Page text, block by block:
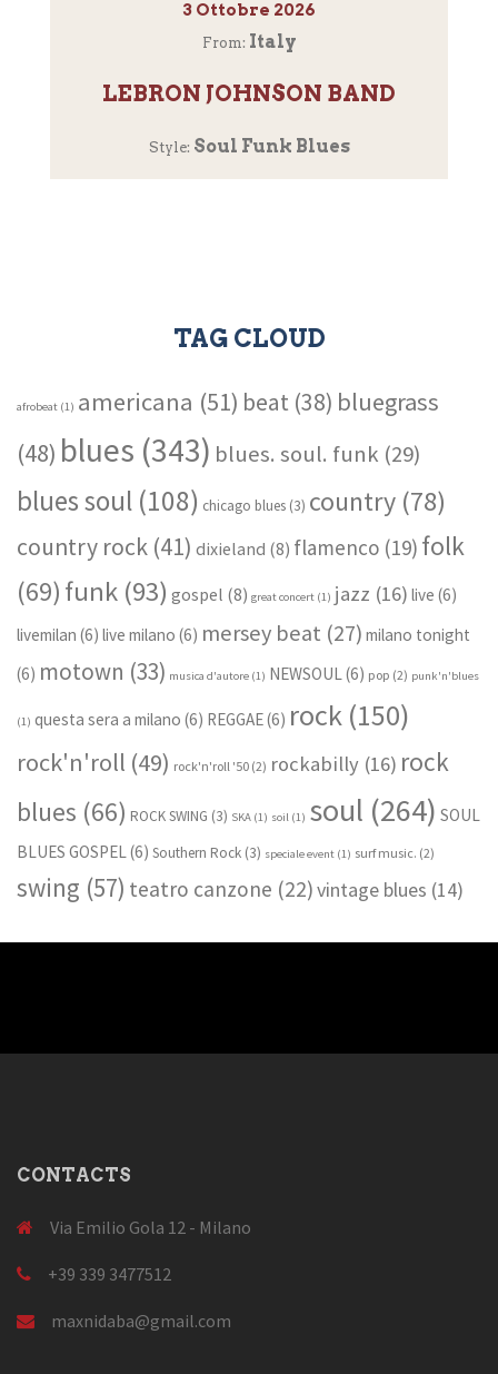
3 Ottobre 2026
From: Italy
LEBRON JOHNSON BAND
Style: Soul Funk Blues
TAG CLOUD
afrobeat (1) americana (51) beat (38) bluegrass
(48) blues (343) blues. soul. funk (29)
blues soul (108) chicago blues (3) country (78)
country rock (41) dixieland (8) flamenco (19) folk
(69) funk (93) gospel (8) great concert (1) jazz (16) live (6)
livemilan (6) live milano (6) mersey beat (27) milano tonight
(6) motown (33) musica d'autore (1) NEWSOUL(6) pop (2) punk'n'blues
(1) questa sera a milano (6) REGGAE(6) rock (150)
rock'n'roll (49) rock'n'roll '50 (2) rockabilly (16) rock
blues (66) ROCK SWING (3) SKA (1) soil (1) soul (264) SOUL
BLUES GOSPEL(6) Southern Rock (3) speciale event (1) surf music. (2)
swing (57) teatro canzone (22)vintage blues (14)
CONTACTS
Via Emilio Gola 12 - Milano
+39 339 3477512
maxnidaba@gmail.com